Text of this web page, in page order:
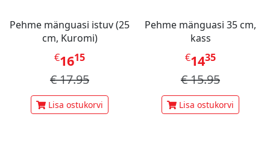
Pehme mänguasi istuv (25
cm, Kuromi)
€1615
€17.95
Lisa ostukorvi
Pehme mänguasi 35 cm,
kass
€1435
€15.95
Lisa ostukorvi